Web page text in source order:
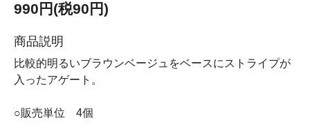
990円(税90円)
商品説明
比較的明るいブラウンベージュをベースにストライプが
入ったアゲート。
○販売単位 4個